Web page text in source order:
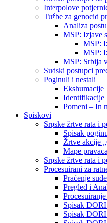
Interpolove
Tužbe za genocid
Analiza
MSP: Izjave
MSP:
MSP:
MSP: Srbija
Sudski postupci
Poginuli i nestali
Ekshumacije
Identifikacije
Pomeni – In
Spiskovi
Srpske žrtve rata i
Spisak
Žrtve akcije
Mape
Srpske žrtve rata i
Procesuirani za
Praćenje
Pregled i
Spisak
Spisak